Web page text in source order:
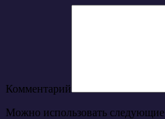
Комментарий
Можно использовать следующие